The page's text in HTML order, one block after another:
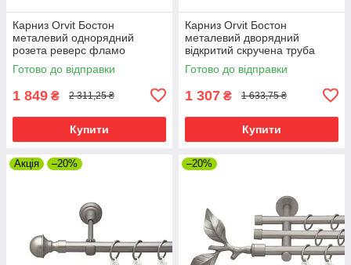
Карниз Orvit Бостон
металевий однорядний
розета реверс фламо
профільна труба Сатин 19
мм 300 см (00-00015245)
Готово до відправки
1 849 ₴ 2 311,25 ₴
Купити
Карниз Orvit Бостон
металевий дворядний
відкритий скручена труба
кільце металеве Сатин 19\16
мм 300 см (00-00023093)
Готово до відправки
1 307 ₴ 1 633,75 ₴
Купити
Акція –20% –20%